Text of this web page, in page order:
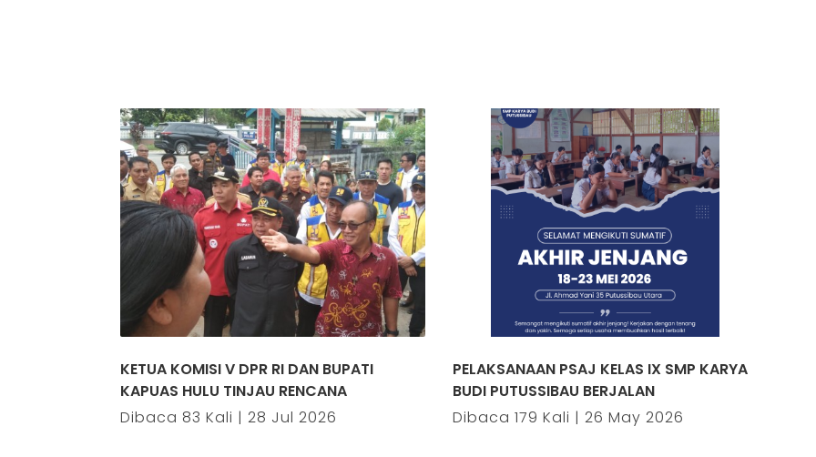
KETUA KOMISI V DPR RI DAN BUPATI
KAPUAS HULU TINJAU RENCANA
Dibaca 83 Kali | 28 Jul 2026
PELAKSANAAN PSAJ KELAS IX SMP KARYA
BUDI PUTUSSIBAU BERJALAN
Dibaca 179 Kali | 26 May 2026